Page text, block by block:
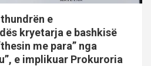
e
kryetarja e bashkisë
me para” nga
e implikuar Prokuroria